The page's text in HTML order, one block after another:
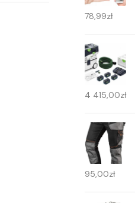
78,99zł
4 415,00zł
95,00zł